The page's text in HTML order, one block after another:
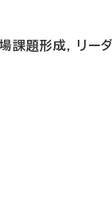
課題形成, リー